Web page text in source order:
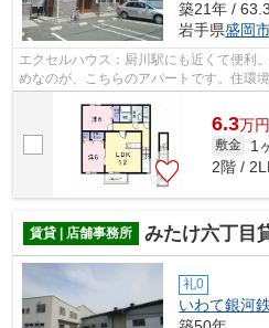
築21年 /
岩手県盛岡
エクセルハウス：厨川駅にも近くて便利
めなのが、こちらのアパートです。住環
6.3万円
敷金 1
2階 /
賃貸 | 店舗事務所 みたけ六丁目
礼0
いわて銀河